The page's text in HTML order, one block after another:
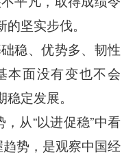
坚实步伐。
稳、优势多、韧性
本面没有变也不会
定发展。
从“以进促稳”中看
势，是观察中国经